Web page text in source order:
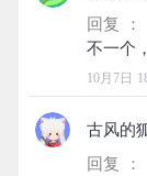
回复 ：
10月7日
古风的
回复 ：